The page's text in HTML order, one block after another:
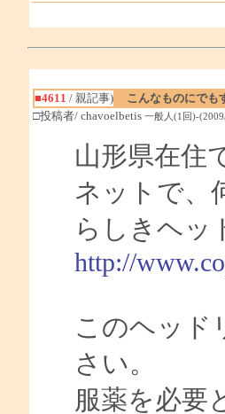
■4611 / 親記事)
こんなものにでも
□投稿者/ chavoelbetis 一般人(1回)-
山形県在住
ネットで、
らしきヘッ
http://
このヘッド
さい。
服薬を必要